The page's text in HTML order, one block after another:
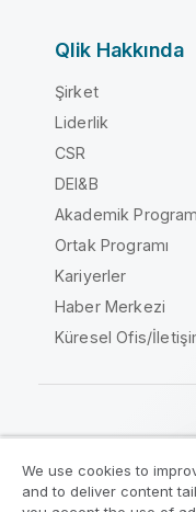
Qlik Hakkında
Şirket
Liderlik
CSR
DEI&B
Akademik Program
Ortak Programı
Kariyerler
Haber Merkezi
Küresel Ofis/
Yasal sözleşmeler
We use cookies to
and to deliver content